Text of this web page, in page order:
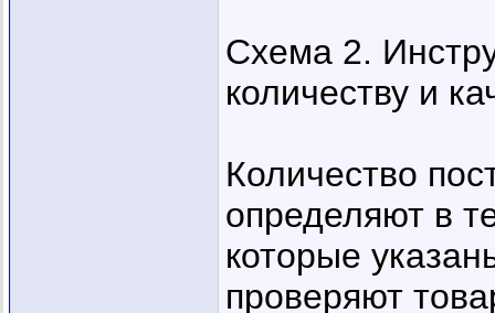
Схема 2.
количеству и
Количество
определяют в
которые
проверяют